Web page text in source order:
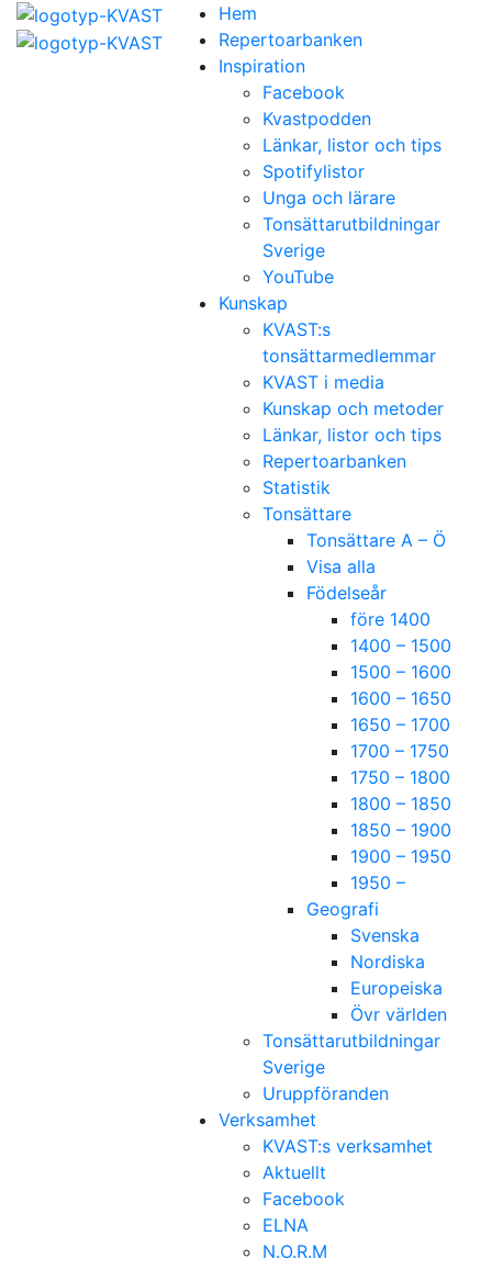
Hem
Repertoarbanken
Inspiration
Facebook
Kvastpodden
Länkar, listor och tips
Spotifylistor
Unga och lärare
Tonsättarutbildningar
Sverige
YouTube
Kunskap
KVAST:s
tonsättarmedlemmar
KVAST i media
Kunskap och metoder
Länkar, listor och tips
Repertoarbanken
Statistik
Tonsättare
Tonsättare A – Ö
Visa alla
Födelseår
före 1400
1400 – 1500
1500 – 1600
1600 – 1650
1650 – 1700
1700 – 1750
1750 – 1800
1800 – 1850
1850 – 1900
1900 – 1950
1950 –
Geografi
Svenska
Nordiska
Europeiska
Övr världen
Tonsättarutbildningar
Sverige
Uruppföranden
Verksamhet
KVAST:s verksamhet
Aktuellt
Facebook
ELNA
N.O.R.M